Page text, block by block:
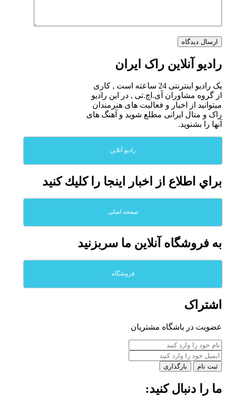
رادیو آنلاین راک ایران
یک رادیو اینترنتی 24 ساعته است , کاری
از گروه مشاوران آی.اچ.تی , در این رادیو
میتوانید از اخبار و فعالیت های هنرمندان
راک و متال ایرانی مطلع شوید و آهنگ های
آنها را بشنوید.
رادیو آنلاین
براي اطلاع از اخبار اينجا را كليك كنيد
صفحه اصلی
به فروشگاه آنلاين ما سربزنيد
فروشگاه
اشتراک
عضویت در باشگاه مشتریان
بارگذاری
ما را دنبال کنید: